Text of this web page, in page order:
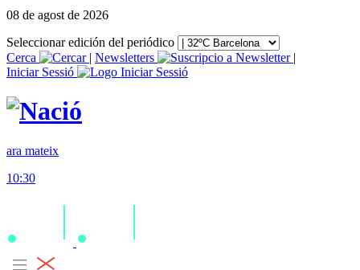
08 de agost de 2026
Seleccionar edición del periódico
Cerca
| Newsletters
|
Iniciar Sessió
ara mateix
10:30